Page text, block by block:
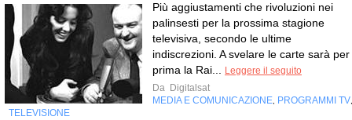
Più aggiustamenti che rivoluzioni nei
palinsesti per la prossima stagione
televisiva, secondo le ultime
indiscrezioni. A svelare le carte sarà per
prima la Rai...
Leggere il seguito
Da Digitalsat
MEDIA E COMUNICAZIONE PROGRAMMI TV
TELEVISIONE